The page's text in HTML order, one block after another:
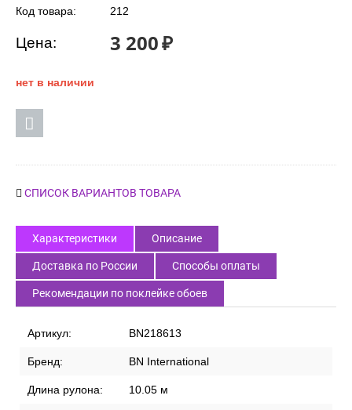
Код товара: 212
Цена: 3 200₽
нет в наличии
СПИСОК ВАРИАНТОВ ТОВАРА
Характеристики Описание
Доставка по России Способы оплаты
Рекомендации по поклейке обоев
Артикул: BN218613
Бренд: BN International
Длина рулона: 10.05 м